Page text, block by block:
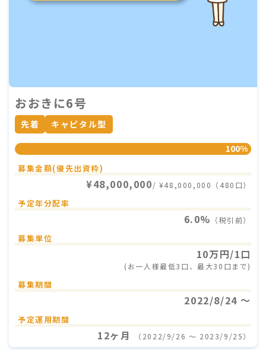
おおきに6号
先着 キャピタル型
100%
募集金額(優先出資枠)
¥48,000,000/ ¥48,000,000（480口）
予定年分配率
6.0% （税引前）
募集単位
10万円/1口
(お一人様最低3口、最大30口まで)
募集期間
2022/8/24 〜
予定運用期間
12ヶ月 （2022/9/26 〜 2023/9/25）